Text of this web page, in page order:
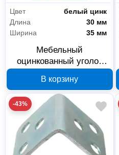
Цвет
белый цинк
Длина
30 мм
Ширина
35 мм
Мебельный
оцинкованный уголок
71-0-035
В корзину
-43%